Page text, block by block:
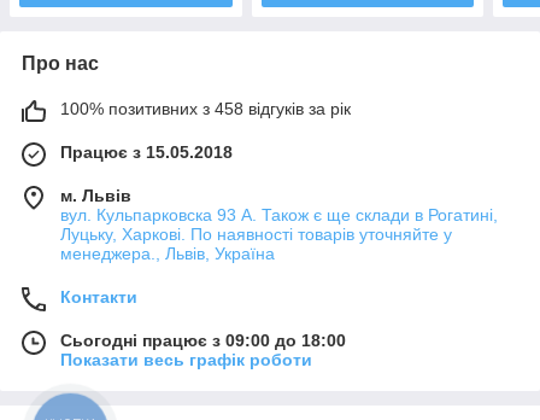
Про нас
100% позитивних з 458 відгуків за рік
Працює з 15.05.2018
м. Львів
вул. Кульпарковска 93 А. Також є ще склади в Рогатині,
Луцьку, Харкові. По наявності товарів уточняйте у
менеджера., Львів, Україна
Контакти
Сьогодні працює з 09:00 до 18:00
Показати весь графік роботи